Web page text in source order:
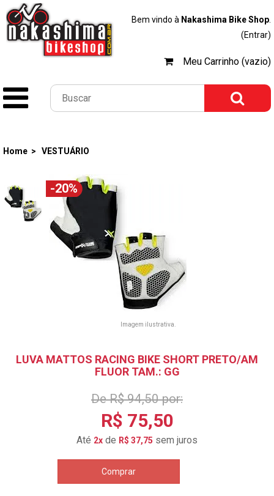
Bem vindo à Nakashima Bike Shop.
(Entrar)
Meu Carrinho (vazio)
Home > VESTUÁRIO
-20%
Imagem ilustrativa.
LUVA MATTOS RACING BIKE SHORT PRETO/AM
FLUOR TAM.: GG
De R$ 94,50 por:
R$ 75,50
Até 2x de R$ 37,75 sem juros
Comprar